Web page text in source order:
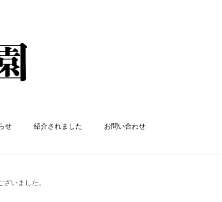
せ 紹介されました お問い合わせ
いました。